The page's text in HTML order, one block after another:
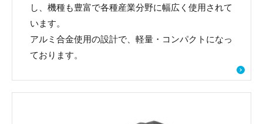
し、機種も豊富で各種産業分野に幅広く使用されて
います。
アルミ合金使用の設計で、軽量・コンパクトになっ
ております。